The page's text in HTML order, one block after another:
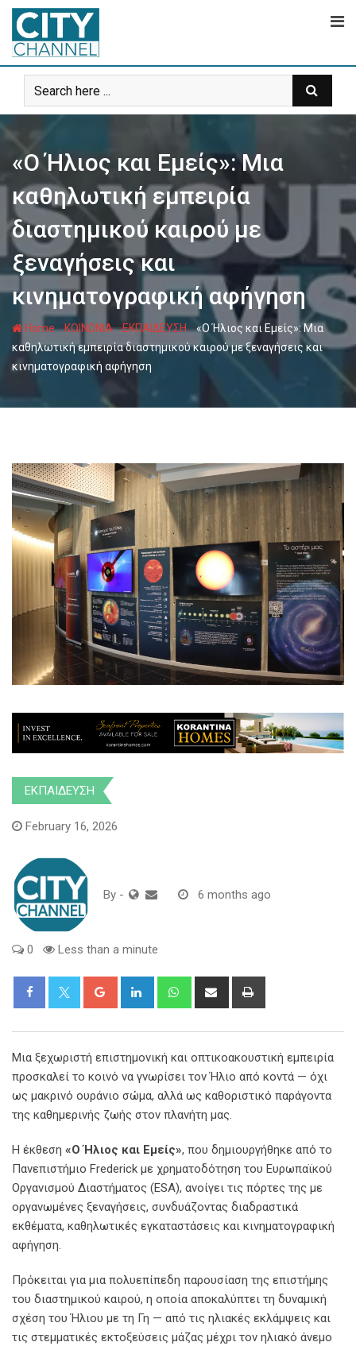
Skip
content
«Ο Ήλιος και Εμείς»: Μια
καθηλωτική εμπειρία
διαστημικού καιρού με
ξεναγήσεις και
κινηματογραφική αφήγηση
Home-ΚΟΙΝΩΝΙΑ-ΕΚΠΑΙΔΕΥΣΗ-«Ο Ήλιος και Εμείς»: Μια
καθηλωτική εμπειρία διαστημικού καιρού με ξεναγήσεις και
κινηματογραφική αφήγηση
ΕΚΠΑΙΔΕΥΣΗ
February 16, 2026
By - 6 months ago
0 Less than a minute
Google+ LinkedIn WhatsappShare
Μια ξεχωριστή επιστημονική και οπτικοακουστική εμπειρία
προσκαλεί το κοινό να γνωρίσει τον Ήλιο από κοντά — όχι
ως μακρινό ουράνιο σώμα, αλλά ως καθοριστικό παράγοντα
της καθημερινής ζωής στον πλανήτη μας.
Η έκθεση «Ο Ήλιος και Εμείς», που δημιουργήθηκε από το
Πανεπιστήμιο Frederick με χρηματοδότηση του Ευρωπαϊκού
Οργανισμού Διαστήματος (ESA), ανοίγει τις πόρτες της με
οργανωμένες ξεναγήσεις, συνδυάζοντας διαδραστικά
εκθέματα, καθηλωτικές εγκαταστάσεις και κινηματογραφική
αφήγηση.
Πρόκειται για μια πολυεπίπεδη παρουσίαση της επιστήμης
του διαστημικού καιρού, η οποία αποκαλύπτει τη δυναμική
σχέση του Ήλιου με τη Γη — από τις ηλιακές εκλάμψεις και
τις στεμματικές εκτοξεύσεις μάζας μέχρι τον ηλιακό άνεμο